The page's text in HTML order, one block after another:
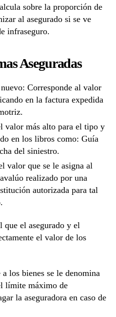
sobre la proporción de
al asegurado si se ve
infraseguro.
Aseguradas
Corresponde al valor
en la factura expedida
valor más alto para el tipo y
en los libros como: Guía
del siniestro.
valor que se le asigna al
realizado por una
autorizada para tal
que el asegurado y el
el valor de los
los bienes se le denomina
límite máximo de
la aseguradora en caso de